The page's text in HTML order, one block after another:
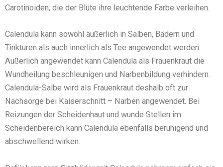
Carotinoiden, die der Blüte ihre leuchtende Farbe verleihen.
Calendula kann sowohl äußerlich in Salben, Bädern und
Tinkturen als auch innerlich als Tee angewendet werden.
Äußerlich angewendet kann Calendula als Frauenkraut die
Wundheilung beschleunigen und Narbenbildung verhindern.
Calendula-Salbe wird als Frauenkraut deshalb oft zur
Nachsorge bei Kaiserschnitt – Narben angewendet. Bei
Reizungen der Scheidenhaut und wunde Stellen im
Scheidenbereich kann Calendula ebenfalls beruhigend und
abschwellend wirken.